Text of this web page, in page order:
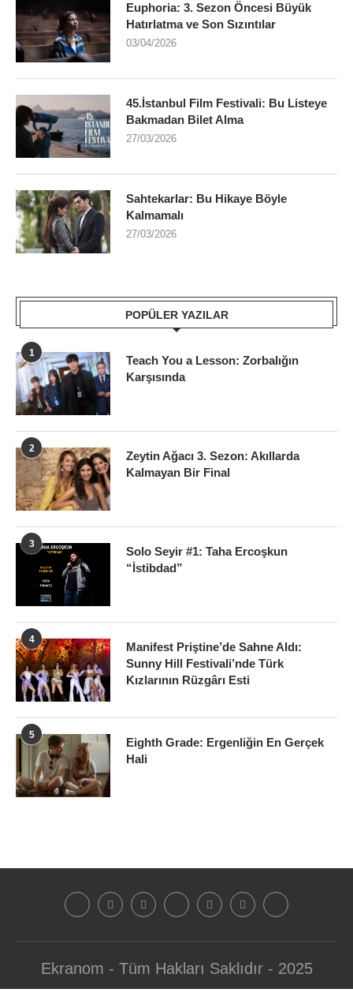
Euphoria: 3. Sezon Öncesi Büyük
Hatırlatma ve Son Sızıntılar
03/04/2026
45.İstanbul Film Festivali: Bu Listeye
Bakmadan Bilet Alma
27/03/2026
Sahtekarlar: Bu Hikaye Böyle
Kalmamalı
27/03/2026
POPÜLER YAZILAR
1
Teach You a Lesson: Zorbalığın
Karşısında
2
Zeytin Ağacı 3. Sezon: Akıllarda
Kalmayan Bir Final
3
Solo Seyir #1: Taha Ercoşkun
“İstibdad”
4
Manifest Priştine’de Sahne Aldı:
Sunny Hill Festivali’nde Türk
Kızlarının Rüzgârı Esti
5
Eighth Grade: Ergenliğin En Gerçek
Hali
Ekranom - Tüm Hakları Saklıdır - 2025